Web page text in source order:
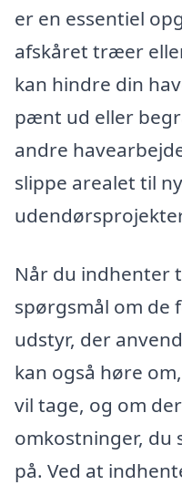
er en essentiel
afskåret træer
kan hindre din
pænt ud eller
andre
slippe arealet til
Når du indhenter
spørgsmål om de
udstyr, der
kan også høre
vil tage, og om
omkostninger,
på. Ved at